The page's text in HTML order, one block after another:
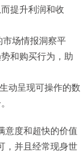
提升利润和收
场情报洞察平
和购买行为，助
动呈现可操作的数
意度和超快的价值
，并且经常现身世